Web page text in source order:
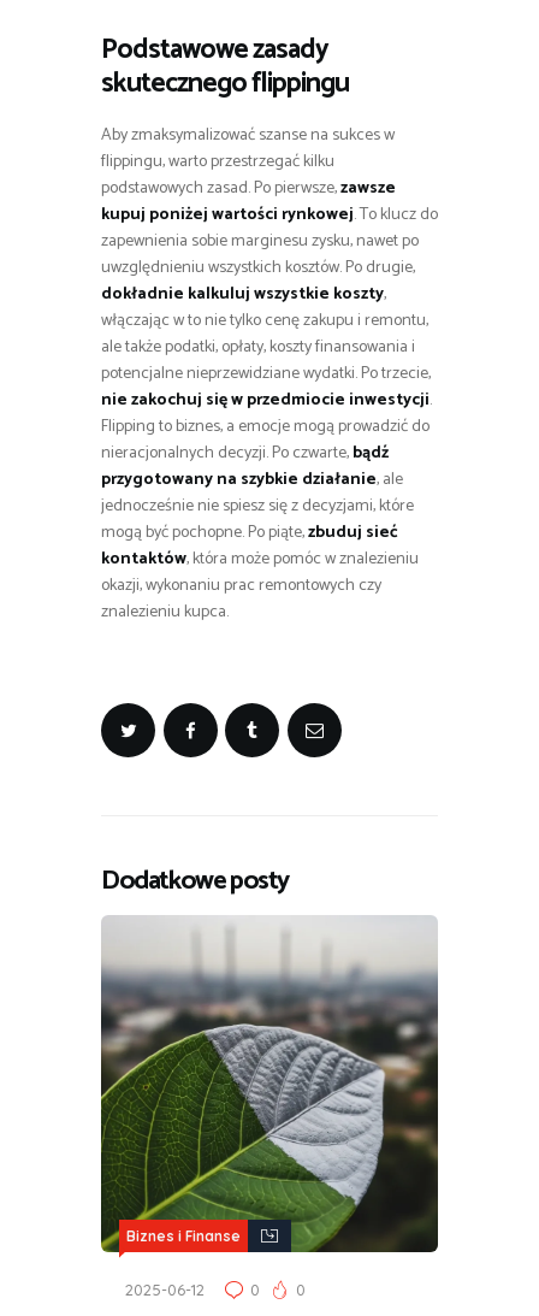
Podstawowe zasady
skutecznego flippingu
Aby zmaksymalizować szanse na sukces w
flippingu, warto przestrzegać kilku
podstawowych zasad. Po pierwsze,zawsze
kupuj poniżej wartości rynkowej. To klucz do
zapewnienia sobie marginesu zysku, nawet po
uwzględnieniu wszystkich kosztów. Po drugie,
dokładnie kalkuluj wszystkie koszty,
włączając w to nie tylko cenę zakupu i remontu,
ale także podatki, opłaty, koszty finansowania i
potencjalne nieprzewidziane wydatki. Po trzecie,
nie zakochuj się w przedmiocie inwestycji.
Flipping to biznes, a emocje mogą prowadzić do
nieracjonalnych decyzji. Po czwarte,bądź
przygotowany na szybkie działanie, ale
jednocześnie nie spiesz się z decyzjami, które
mogą być pochopne. Po piąte,zbuduj sieć
kontaktów, która może pomóc w znalezieniu
okazji, wykonaniu prac remontowych czy
znalezieniu kupca.
Dodatkowe posty
Biznes i Finanse
2025-06-12 0 0